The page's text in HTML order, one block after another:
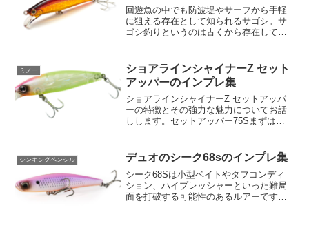
回遊魚の中でも防波堤やサーフから手軽
に狙える存在として知られるサゴシ。サ
ゴシ釣りというのは古くから存在してい
分に確立されていないというのが現状で
す。その中で、アングラー...
ミノー
ショアラインシャイナーZ セット
アッパーのインプレ集
ショアラインシャイナーZ セットアッパ
ーの特徴とその強力な魅力についてお話
しします。セットアッパー75Sまずは
イドリップ」が特徴です。その結果、ワ
イドウォブンロールア...
シンキングペンシル デュオのシーク68sのインプレ集
シーク68Sは小型ベイトやタフコンディ
ション、ハイプレッシャーといった難局
面を打破する可能性のあるルアーです。